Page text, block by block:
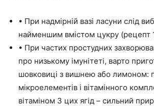
• При надмірній вазі ласуни слід
найменшим вмістом цукру (рецепт
• При частих простудних
про низькому імунітеті, варто
шовковиці з вишнею або лимоном:
мікроелементів і вітамінного
вітаміном З цих ягід – сильний